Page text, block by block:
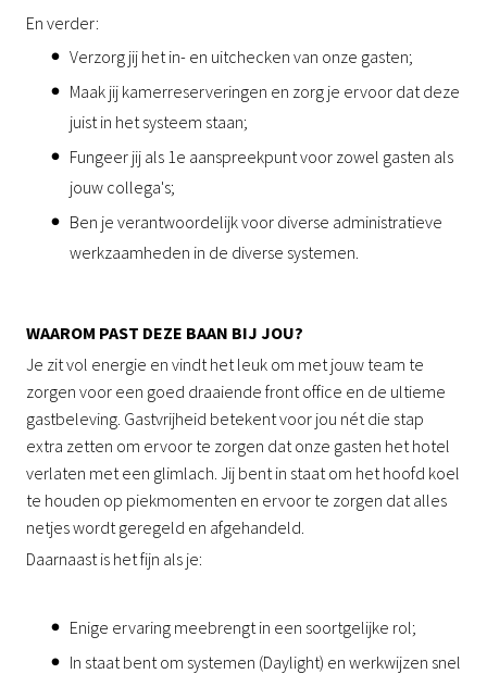
En verder:
Verzorg jij het in- en uitchecken van onze gasten;
Maak jij kamerreserveringen en zorg je ervoor dat deze
juist in het systeem staan;
Fungeer jij als 1e aanspreekpunt voor zowel gasten als
jouw collega's;
Ben je verantwoordelijk voor diverse administratieve
werkzaamheden in de diverse systemen.
WAAROM PAST DEZE BAAN BIJ JOU?
Je zit vol energie en vindt het leuk om met jouw team te
zorgen voor een goed draaiende front office en de ultieme
gastbeleving. Gastvrijheid betekent voor jou nét die stap
extra zetten om ervoor te zorgen dat onze gasten het hotel
verlaten met een glimlach. Jij bent in staat om het hoofd koel
te houden op piekmomenten en ervoor te zorgen dat alles
netjes wordt geregeld en afgehandeld.
Daarnaast is het fijn als je:
Enige ervaring meebrengt in een soortgelijke rol;
In staat bent om systemen (Daylight) en werkwijzen snel